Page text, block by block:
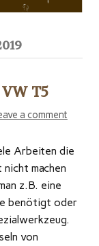
T5
a comment
Arbeiten die
nicht machen
z.B. eine
benötigt oder
von